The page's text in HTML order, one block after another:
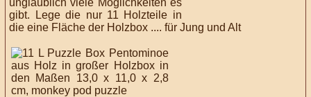
unglaublich viele Möglichkeiten es
gibt. Lege die nur 11 Holzteile in
die eine Fläche der Holzbox .... für Jung und Alt